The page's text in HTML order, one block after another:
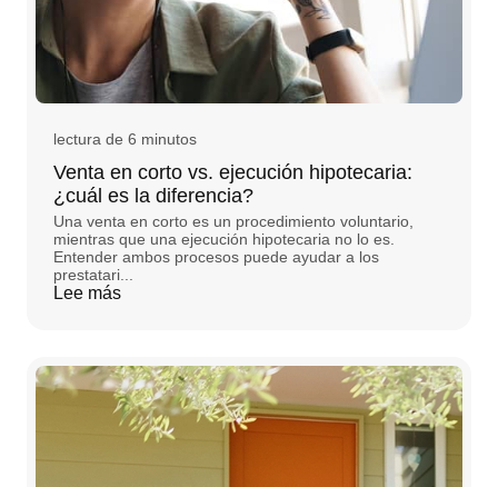
lectura de 6 minutos
Venta en corto vs. ejecución hipotecaria:
¿cuál es la diferencia?
Una venta en corto es un procedimiento voluntario,
mientras que una ejecución hipotecaria no lo es.
Entender ambos procesos puede ayudar a los
prestatari...
Lee más